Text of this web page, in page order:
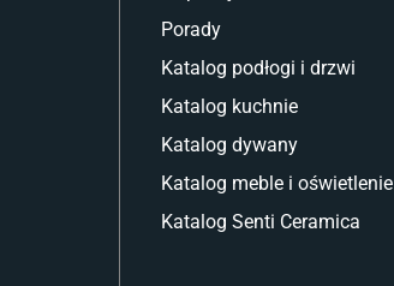
Porady
Katalog podłogi i drzwi
Katalog kuchnie
Katalog dywany
Katalog meble i oświetlenie
Katalog Senti Ceramica